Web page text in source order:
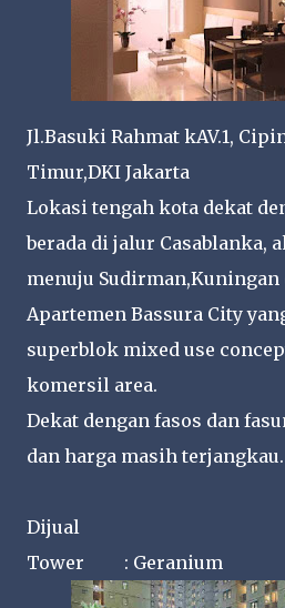
Jl.Basuki Rahmat kAV.1,
Timur,DKI Jakarta
Lokasi tengah kota dekat
berada di jalur Casablanka,
menuju Sudirman,Kuningan
Apartemen Bassura City
superblok mixed use
komersil area.
Dekat dengan fasos dan
dan harga masih terjangkau.
Dijual
Tower : Geranium